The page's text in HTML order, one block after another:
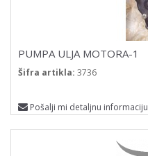
PUMPA ULJA MOTORA-1
Šifra artikla: 3736
Pošalji mi detaljnu